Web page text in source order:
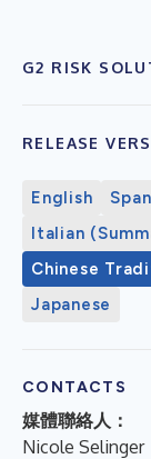
G2 RISK
RELEASE
English
Italian
Chinese
Japanese
CONTACTS
媒體聯絡人：
Nicole Selinger